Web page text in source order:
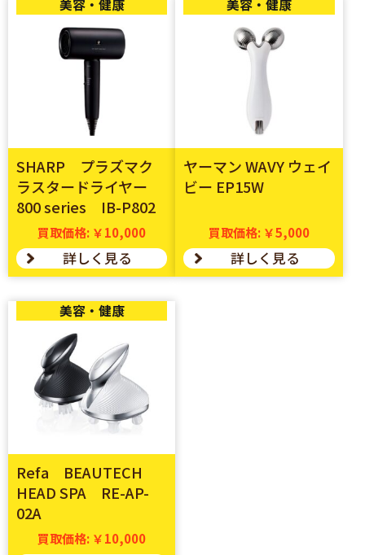
美容・健康
SHARP プラズマク
ラスタードライヤー
800 series IB-P802
買取価格: ￥10,000
詳しく見る
美容・健康
ヤーマン WAVY ウェイ
ビー EP15W
買取価格: ￥5,000
詳しく見る
美容・健康
Refa BEAUTECH
HEAD SPA RE-AP-
02A
買取価格: ￥10,000